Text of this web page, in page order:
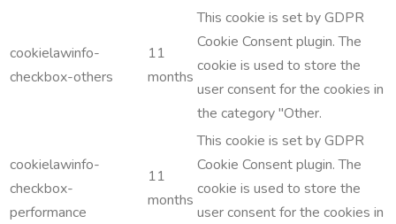
cookielawinfo-
checkbox-others
11
months
This cookie is set by GDPR
Cookie Consent plugin. The
cookie is used to store the
user consent for the cookies in
the category "Other.
cookielawinfo-
checkbox-
performance
11
months
This cookie is set by GDPR
Cookie Consent plugin. The
cookie is used to store the
user consent for the cookies in